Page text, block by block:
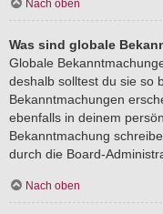
Nach oben
Was sind globale
Globale
deshalb solltest du sie so
Bekanntmachungen
ebenfalls in deinem
Bekanntmachung
durch die Board-
Nach oben